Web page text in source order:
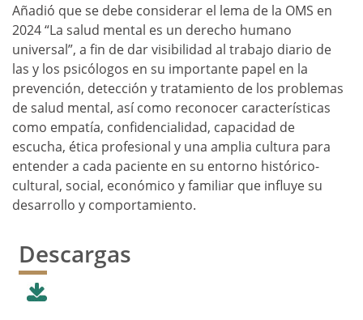
Añadió que se debe considerar el lema de la OMS en
2024 “La salud mental es un derecho humano
universal”, a fin de dar visibilidad al trabajo diario de
las y los psicólogos en su importante papel en la
prevención, detección y tratamiento de los problemas
de salud mental, así como reconocer características
como empatía, confidencialidad, capacidad de
escucha, ética profesional y una amplia cultura para
entender a cada paciente en su entorno histórico-
cultural, social, económico y familiar que influye su
desarrollo y comportamiento.
Descargas